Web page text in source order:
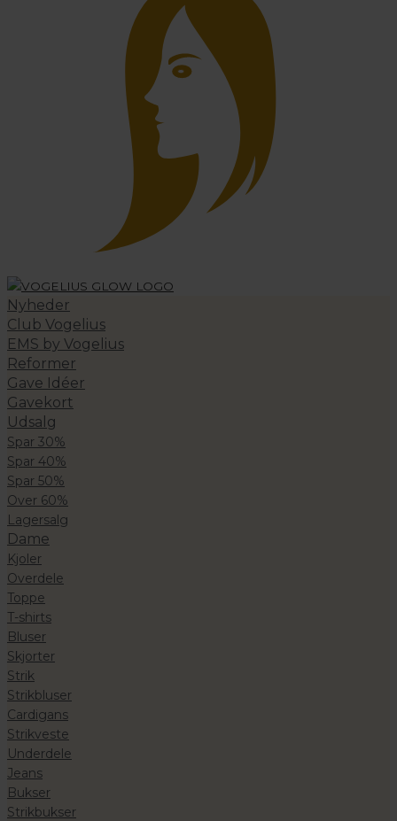
Nyheder
Club Vogelius
EMS by Vogelius
Reformer
Gave Idéer
Gavekort
Udsalg
Spar 30%
Spar 40%
Spar 50%
Over 60%
Lagersalg
Dame
Kjoler
Overdele
Toppe
T-shirts
Bluser
Skjorter
Strik
Strikbluser
Cardigans
Strikveste
Underdele
Jeans
Bukser
Strikbukser